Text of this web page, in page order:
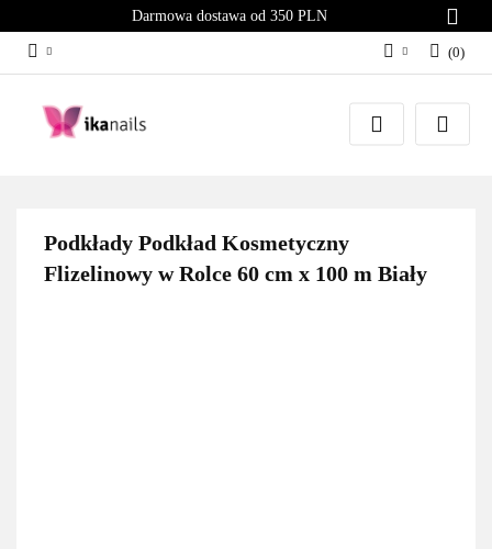
Darmowa dostawa od 350 PLN
Zaloguj się
Załóż konto
(0)
Podkłady Podkład Kosmetyczny
Flizelinowy w Rolce 60 cm x 100 m Biały